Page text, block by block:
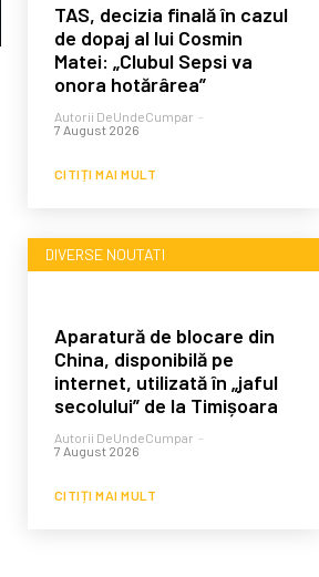
TAS, decizia finală în cazul
de dopaj al lui Cosmin
Matei: „Clubul Sepsi va
onora hotărârea”
Autorii DeUndeCumpar -
7 August 2026
CITIȚI MAI MULT
DIVERSE NOUTATI
Aparatură de blocare din
China, disponibilă pe
internet, utilizată în „jaful
secolului” de la Timișoara
Autorii DeUndeCumpar -
7 August 2026
CITIȚI MAI MULT